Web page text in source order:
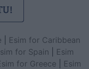
Esim for Caribbean
for Spain
Esim
for Greece
Esim